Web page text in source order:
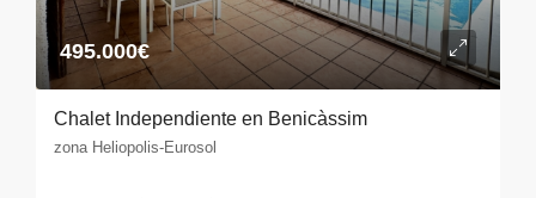
495.000€
Chalet Independiente en Benicàssim
zona Heliopolis-Eurosol